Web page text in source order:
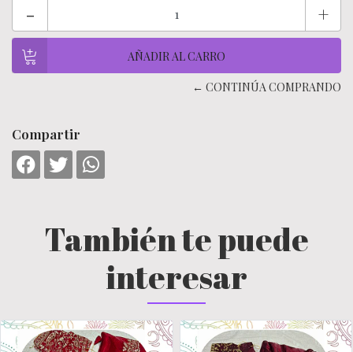
- +
← CONTINÚA COMPRANDO
Compartir
También te puede
interesar